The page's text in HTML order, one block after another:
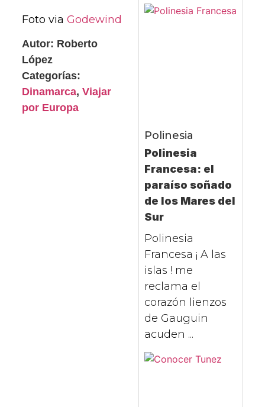
Foto viaGodewind
Autor: Roberto
López
Categorías:
Dinamarca,Viajar
por Europa
Polinesia
Polinesia
Francesa: el
paraíso soñado
de los Mares del
Sur
Polinesia
Francesa ¡ A las
islas ! me
reclama el
corazón lienzos
de Gauguin
acuden ...